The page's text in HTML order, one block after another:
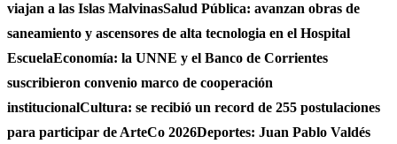
viajan a las Islas MalvinasSalud Pública: avanzan obras de
saneamiento y ascensores de alta tecnologia en el Hospital
EscuelaEconomía: la UNNE y el Banco de Corrientes
suscribieron convenio marco de cooperación
institucionalCultura: se recibió un record de 255 postulaciones
para participar de ArteCo 2026Deportes: Juan Pablo Valdés